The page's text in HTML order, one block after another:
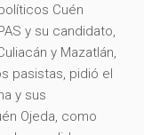
Cuén
y su candidato,
y Mazatlán,
pasistas, pidió el
y sus
Ojeda, como